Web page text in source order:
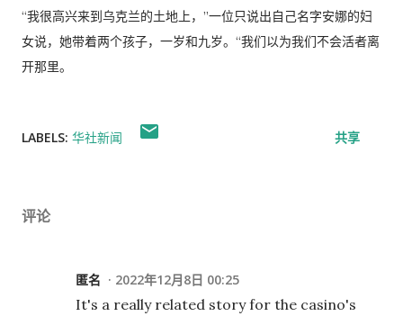
“我很高兴来到乌克兰的土地上，”一位只说出自己名字安娜的妇
女说，她带着两个孩子，一岁和九岁。“我们以为我们不会活者离
开那里。
LABELS: 华社新闻 共享
评论
匿名 2022年12月8日 00:25
It's a really related story for the casino's